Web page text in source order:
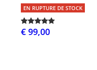
EN RUPTURE DE STOCK
€ 99,00